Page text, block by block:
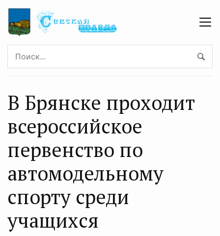
В Брянске проходит
всероссийское
первенство по
автомодельному
спорту среди
учащихся